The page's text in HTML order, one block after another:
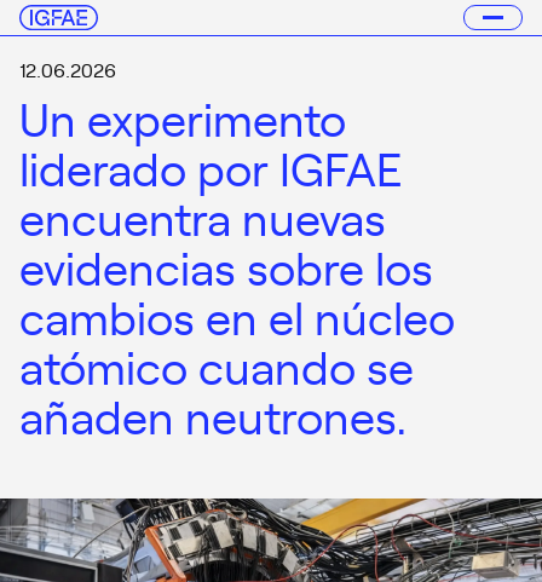
12.06.2026
Un experimento
liderado por IGFAE
encuentra nuevas
evidencias sobre los
cambios en el núcleo
atómico cuando se
añaden neutrones.